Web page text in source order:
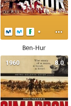
Ben-Hur
8.0
1960